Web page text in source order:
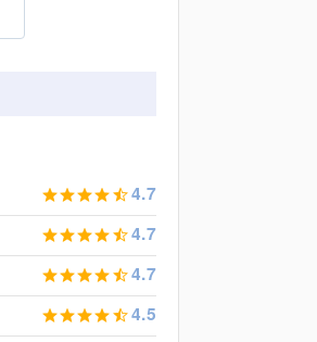
4.7
4.7
4.7
4.5